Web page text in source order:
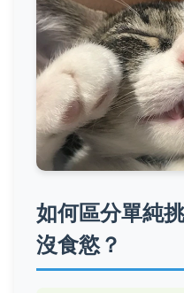
如何區分單純
沒食慾？